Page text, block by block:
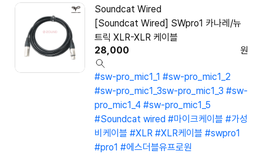
Soundcat Wired
[Soundcat Wired] SWpro1 카나레/뉴
트릭 XLR-XLR 케이블
28,000
원
#sw-pro_mic1_1 #sw-pro_mic1_2
#sw-pro_mic1_3sw-pro_mic1_3 #sw-
pro_mic1_4 #sw-pro_mic1_5
#Soundcat wired #마이크케이블 #가성
비케이블 #XLR #XLR케이블 #swpro1
#pro1 #에스더블유프로원